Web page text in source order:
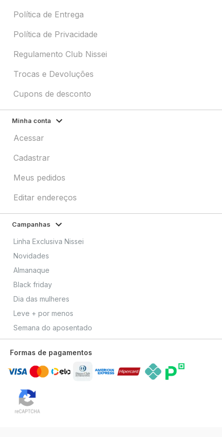
Política de Entrega
Política de Privacidade
Regulamento Club Nissei
Trocas e Devoluções
Cupons de desconto
Minha conta
Acessar
Cadastrar
Meus pedidos
Editar endereços
Campanhas
Linha Exclusiva Nissei
Novidades
Almanaque
Black friday
Dia das mulheres
Leve + por menos
Semana do aposentado
Formas de pagamentos